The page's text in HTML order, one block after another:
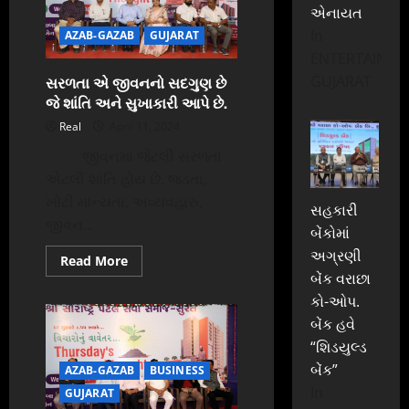
ઘૂંટણમાં
વાગી
ગોળી,
ઘાયલ
થતાં
ભરતી
AZAB-GAZAB GUJARAT
સરળતા એ જીવનનો સદગુણ છે
જે શાંતિ અને સુખાકારી આપે છે.
Real
Read MoreRead
more
એ
જીવનનો
સદગુણ
છે
જે
શાંતિ
અને
સુખાકારી
AZAB-GAZAB
BUSINESS
GUJARAT
એનાયત
સહકારી
બેંકોમાં
અગ્રણી
બેંક વરાછા
કો-ઓપ.
બેંક હવે
“શિડયુલ્ડ
બેંક”